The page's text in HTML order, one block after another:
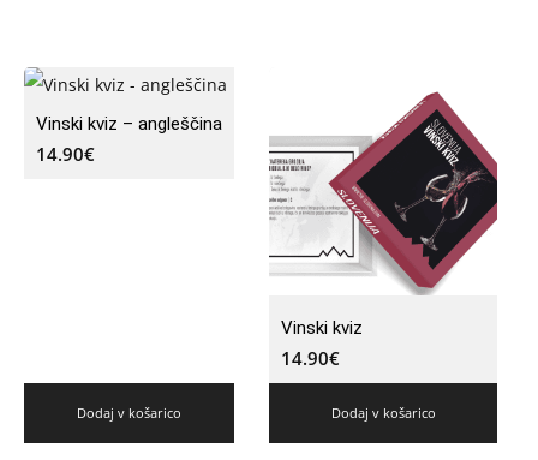
Vinski kviz – angleščina
14.90€
Dodaj v košarico
Vinski kviz
14.90€
Dodaj v košarico